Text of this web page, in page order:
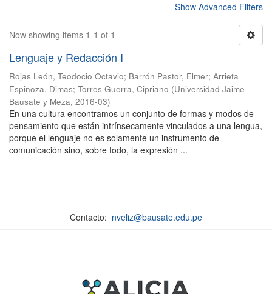
Show Advanced Filters
Now showing items 1-1 of 1
Lenguaje y Redacción I
Rojas León, Teodocio Octavio; Barrón Pastor, Elmer; Arrieta
Espinoza, Dimas; Torres Guerra, Cipriano (Universidad Jaime
Bausate y Meza, 2016-03)
En una cultura encontramos un conjunto de formas y modos de
pensamiento que están intrínsecamente vinculados a una lengua,
porque el lenguaje no es solamente un instrumento de
comunicación sino, sobre todo, la expresión ...
Contacto: nveliz@bausate.edu.pe